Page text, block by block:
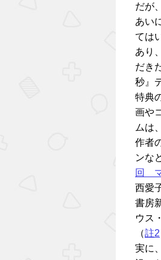
だが
あい
ては
あり
だき
秒』
特典
画や
ムは
作者
ンな
回
西愛
書房
ウス
（註2
実に